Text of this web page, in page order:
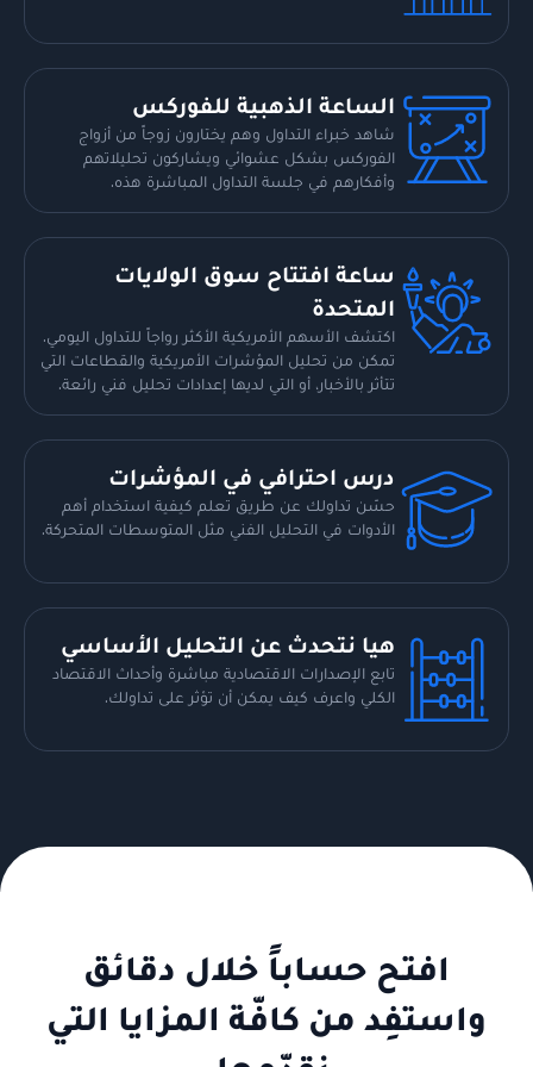
الساعة الذهبية للفوركس
شاهد خبراء التداول وهم يختارون زوجاً من أزواج
الفوركس بشكل عشوائي ويشاركون تحليلاتهم
وأفكارهم في جلسة التداول المباشرة هذه.
ساعة افتتاح سوق الولايات
المتحدة
اكتشف الأسهم الأمريكية الأكثر رواجاً للتداول اليومي.
تمكن من تحليل المؤشرات الأمريكية والقطاعات التي
تتأثر بالأخبار، أو التي لديها إعدادات تحليل فني رائعة.
درس احترافي في المؤشرات
حسّن تداولك عن طريق تعلم كيفية استخدام أهم
الأدوات في التحليل الفني مثل المتوسطات المتحركة.
هيا نتحدث عن التحليل الأساسي
تابع الإصدارات الاقتصادية مباشرة وأحداث الاقتصاد
الكلي واعرف كيف يمكن أن تؤثر على تداولك.
افتح حساباً خلال دقائق
واستفِد من كافّة المزايا التي